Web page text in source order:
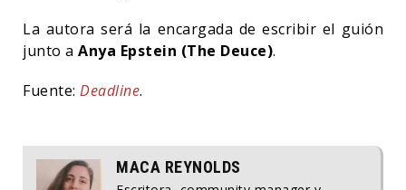
La autora será la encargada de escribir el guión
junto a Anya Epstein (The Deuce).
Fuente: Deadline.
MACA REYNOLDS